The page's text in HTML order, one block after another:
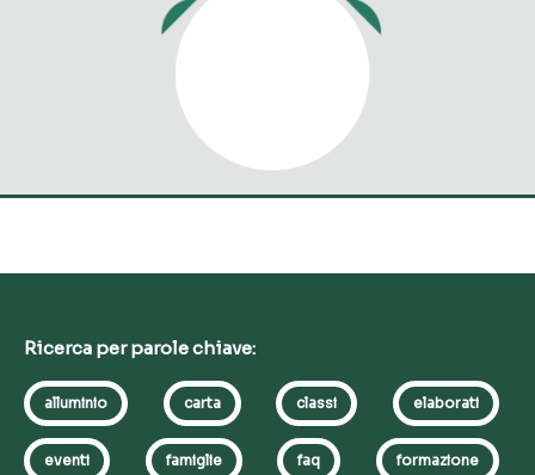
Ricerca per parole chiave:
alluminio carta classi elaborati
eventi famiglie faq formazione